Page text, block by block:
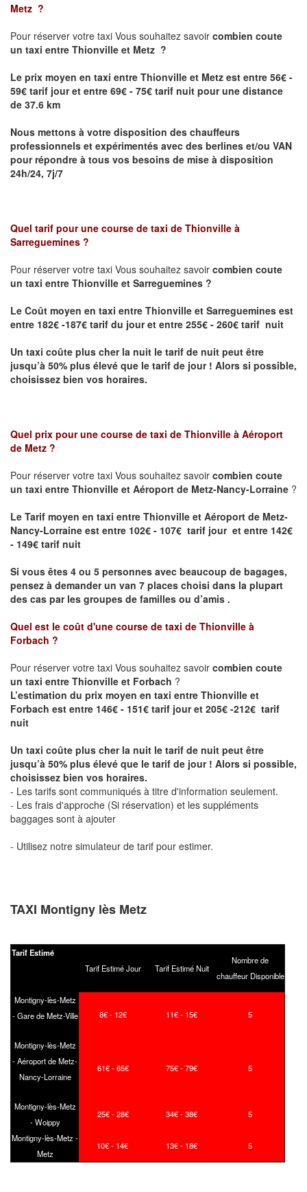
Metz ?
Pour réserver votre taxi Vous souhaitez savoir combien coute
un taxi entre Thionville et Metz ?
Le prix moyen en taxi entre Thionville et Metz est entre 56€ -
59€ tarif jour et entre 69€ - 75€ tarif nuit pour une distance
de 37.6 km
Nous mettons à votre disposition des chauffeurs
professionnels et expérimentés avec des berlines et/ou VAN
pour répondre à tous vos besoins de mise à disposition
24h/24, 7j/7
Quel tarif pour une course de taxi de Thionville à
Sarreguemines ?
Pour réserver votre taxi Vous souhaitez savoir combien coute
un taxi entre Thionville et Sarreguemines ?
Le Coût moyen en taxi entre Thionville et Sarreguemines est
entre 182€ -187€ tarif du jour et entre 255€ - 260€ tarif nuit
Un taxi coûte plus cher la nuit le tarif de nuit peut être
jusqu’à 50% plus élevé que le tarif de jour ! Alors si possible,
choisissez bien vos horaires.
Quel prix pour une course de taxi de Thionville à Aéroport
de Metz ?
Pour réserver votre taxi Vous souhaitez savoir combien coute
un taxi entre Thionville et Aéroport de Metz-Nancy-Lorraine ?
Le Tarif moyen en taxi entre Thionville et Aéroport de Metz-
Nancy-Lorraine est entre 102€ - 107€ tarif jour et entre 142€
- 149€ tarif nuit
Si vous êtes 4 ou 5 personnes avec beaucoup de bagages,
pensez à demander un van 7 places choisi dans la plupart
des cas par les groupes de familles ou d’amis .
Quel est le coût d'une course de taxi de Thionville à
Forbach ?
Pour réserver votre taxi Vous souhaitez savoir combien coute
un taxi entre Thionville et Forbach ?
L’estimation du prix moyen en taxi entre Thionville et
Forbach est entre 146€ - 151€ tarif jour et 205€ -212€ tarif
nuit
Un taxi coûte plus cher la nuit le tarif de nuit peut être
jusqu’à 50% plus élevé que le tarif de jour ! Alors si possible,
choisissez bien vos horaires.
- Les tarifs sont communiqués à titre d'information seulement.
- Les frais d'approche (Si réservation) et les suppléments
baggages sont à ajouter
- Utilisez notre simulateur de tarif pour estimer.
TAXI Montigny lès Metz
Tarif Estimé
Tarif Estimé Jour
Tarif Estimé Nuit
Nombre de
chauffeur Disponible
Montigny-lès-Metz
- Gare de Metz-Ville
8€ - 12€ 11€ - 15€ 5
Montigny-lès-Metz
- Aéroport de Metz-
Nancy-Lorraine
61€ - 65€ 75€ - 79€ 5
Montigny-lès-Metz
- Woippy
25€ - 28€ 34€ - 38€ 5
Montigny-lès-Metz -
Metz
10€ - 14€ 13€ - 18€ 5